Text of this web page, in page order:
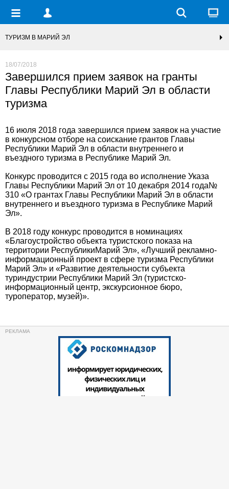
ТУРИЗМ В МАРИЙ ЭЛ
18/07/2018
Завершился прием заявок на гранты
Главы Республики Марий Эл в области
туризма
16 июля 2018 года завершился прием заявок на участие
в конкурсном отборе на соискание грантов Главы
Республики Марий Эл в области внутреннего и
въездного туризма в Республике Марий Эл.
Конкурс проводится с 2015 года во исполнение Указа
Главы Республики Марий Эл от 10 декабря 2014 года№
310 «О грантах Главы Республики Марий Эл в области
внутреннего и въездного туризма в Республике Марий
Эл».
В 2018 году конкурс проводится в номинациях
«Благоустройство объекта туристского показа на
территории РеспубликиМарий Эл», «Лучший рекламно-
информационный проект в сфере туризма Республики
Марий Эл» и «Развитие деятельности субъекта
туриндустрии Республики Марий Эл (туристско-
информационный центр, экскурсионное бюро,
туроператор, музей)».